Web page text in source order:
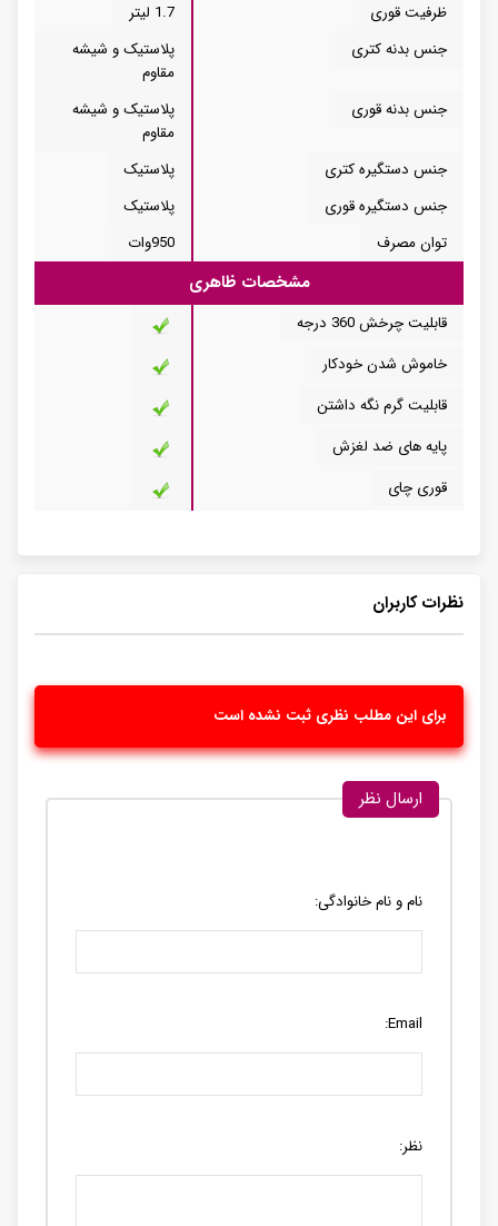
ظرفیت قوری
1.7 لیتر
جنس بدنه کتری
پلاستیک و شیشه
مقاوم
جنس بدنه قوری
پلاستیک و شیشه
مقاوم
جنس دستگیره کتری
پلاستیک
جنس دستگیره قوری
پلاستیک
توان مصرف
950وات
مشخصات ظاهری
قابلیت چرخش 360 درجه
خاموش شدن خودکار
قابلیت گرم نگه داشتن
پایه های ضد لغزش
قوری چای
نظرات کاربران
برای این مطلب نظری ثبت نشده است
ارسال نظر
نام و نام خانوادگی:
Email:
نظر: